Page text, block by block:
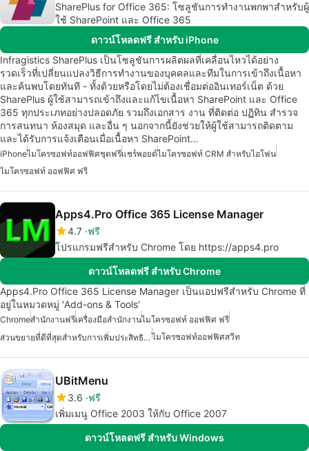
SharePlus for Office 365: โซลูชันการทำงานพกพาสำหรับผู้
ใช้ SharePoint และ Office 365
ดาวน์โหลดฟรี สำหรับ iPhone
Infragistics SharePlus เป็นโซลูชันการผลิตผลที่เคลื่อนไหวได้อย่าง
รวดเร็วที่เปลี่ยนแปลงวิธีการทำงานของบุคคลและทีมในการเข้าถึงเนื้อหา
และค้นพบโดยทันที - ทั้งด้วยหรือโดยไม่ต้องเชื่อมต่ออินเทอร์เน็ต ด้วย
SharePlus ผู้ใช้สามารถเข้าถึงและแก้ไขเนื้อหา SharePoint และ Office
365 ทุกประเภทอย่างปลอดภัย รวมถึงเอกสาร งาน ที่ติดต่อ ปฏิทิน สำรวจ
การสนทนา ห้องสมุด และอื่น ๆ นอกจากนี้ยังช่วยให้ผู้ใช้สามารถติดตาม
และได้รับการแจ้งเตือนเมื่อเนื้อหา SharePoint…
iPhoneไมโครซอฟท์ออฟฟิศชุดฟรีแชร์พอยต์ไมโครซอฟท์ CRM สำหรับไอโฟน
ไมโครซอฟท์ ออฟฟิศ ฟรี
Apps4.Pro Office 365 License Manager
4.7 ฟรี
โปรแกรมฟรีสำหรับ Chrome โดย https://apps4.pro
ดาวน์โหลดฟรี สำหรับ Chrome
Apps4.Pro Office 365 License Manager เป็นแอปฟรีสำหรับ Chrome ที่
อยู่ในหมวดหมู่ 'Add-ons & Tools'
Chromeสำนักงานฟรีเครื่องมือสำนักงานไมโครซอฟท์ ออฟฟิศ ฟรี
ส่วนขยายที่ดีที่สุดสำหรับการเพิ่มประสิทธิภาพใน Chrome ไมโครซอฟท์ออฟฟิศสวีท
UBitMenu
3.6 ฟรี
เพิ่มเมนู Office 2003 ให้กับ Office 2007
ดาวน์โหลดฟรี สำหรับ Windows